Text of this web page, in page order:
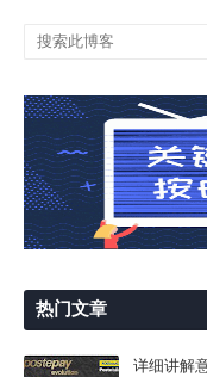
热门文章
详细讲解